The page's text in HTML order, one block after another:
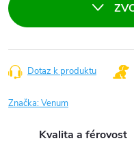
Dotaz k produktu
Značka:Venum
Kvalita a férovost